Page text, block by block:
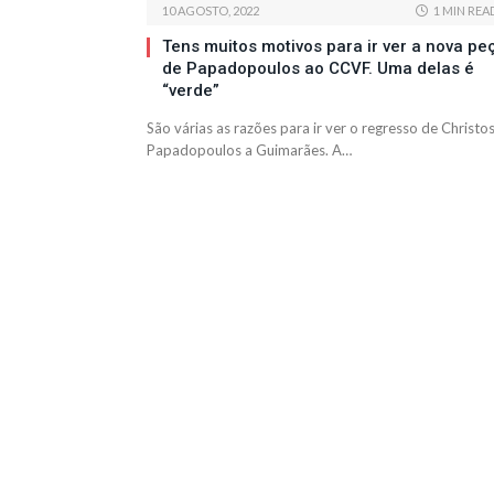
10 AGOSTO, 2022 1 MIN
Tens muitos motivos para ir ver a nova
de Papadopoulos ao CCVF. Uma delas é
“verde”
São várias as razões para ir ver o regresso de Christos
Papadopoulos a Guimarães. A…